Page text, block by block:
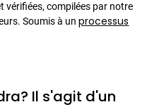
vérifiées, compilées par notre
Soumis à unprocessus
Il s'agit d'un